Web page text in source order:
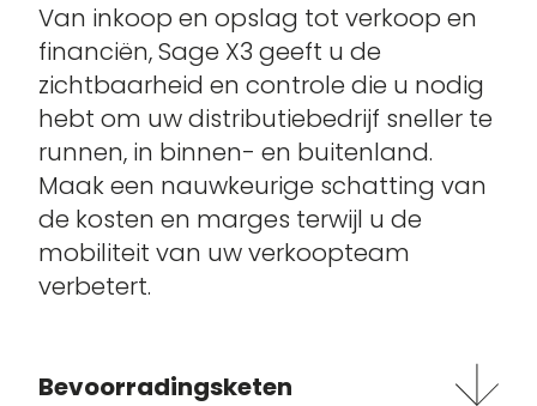
Van inkoop en opslag tot verkoop en
financiën, Sage X3 geeft u de
zichtbaarheid en controle die u nodig
hebt om uw distributiebedrijf sneller te
runnen, in binnen- en buitenland.
Maak een nauwkeurige schatting van
de kosten en marges terwijl u de
mobiliteit van uw verkoopteam
verbetert.
Bevoorradingsketen